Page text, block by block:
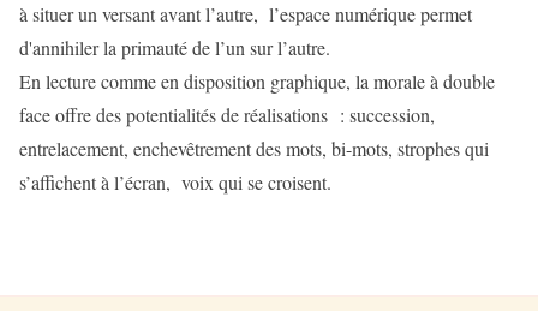
à situer un versant avant l’autre, l’espace numérique permet
d'annihiler la primauté de l’un sur l’autre.
En lecture comme en disposition graphique, la morale à double
face offre des potentialités de réalisations : succession,
entrelacement, enchevêtrement des mots, bi-mots, strophes qui
s’affichent à l’écran, voix qui se croisent.